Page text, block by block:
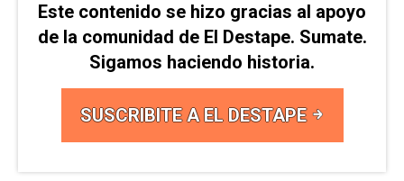
Este contenido se hizo gracias al apoyo
de la comunidad de El Destape. Sumate.
Sigamos haciendo historia.
SUSCRIBITE A EL DESTAPE